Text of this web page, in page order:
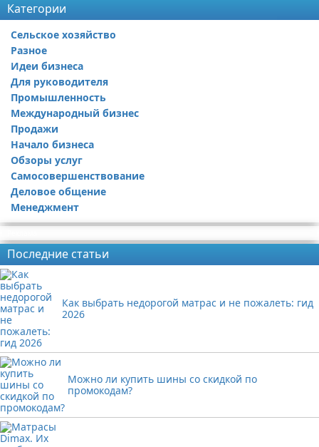
Категории
Сельское хозяйство
Разное
Идеи бизнеса
Для руководителя
Промышленность
Международный бизнес
Продажи
Начало бизнеса
Обзоры услуг
Самосовершенствование
Деловое общение
Менеджмент
Последние статьи
Как выбрать недорогой матрас и не пожалеть: гид
2026
Можно ли купить шины со скидкой по
промокодам?